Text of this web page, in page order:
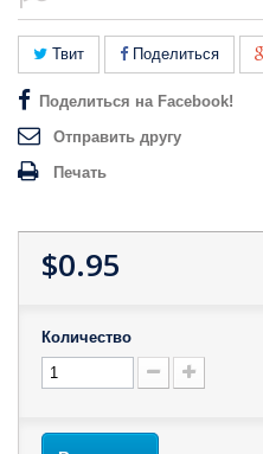
Твит Поделиться
Поделиться на Facebook!
Отправить другу
Печать
$0.95
Количество